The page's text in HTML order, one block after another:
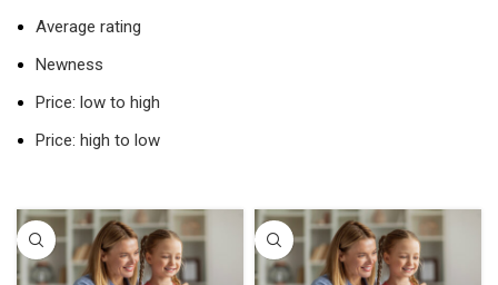
Average rating
Newness
Price: low to high
Price: high to low